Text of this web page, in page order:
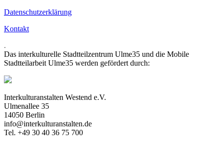
Datenschutzerklärung
Kontakt
.
Das interkulturelle Stadtteilzentrum Ulme35 und die Mobile
Stadtteilarbeit Ulme35 werden gefördert durch:
Interkulturanstalten Westend e.V.
Ulmenallee 35
14050 Berlin
info@interkulturanstalten.de
Tel. +49 30 40 36 75 700